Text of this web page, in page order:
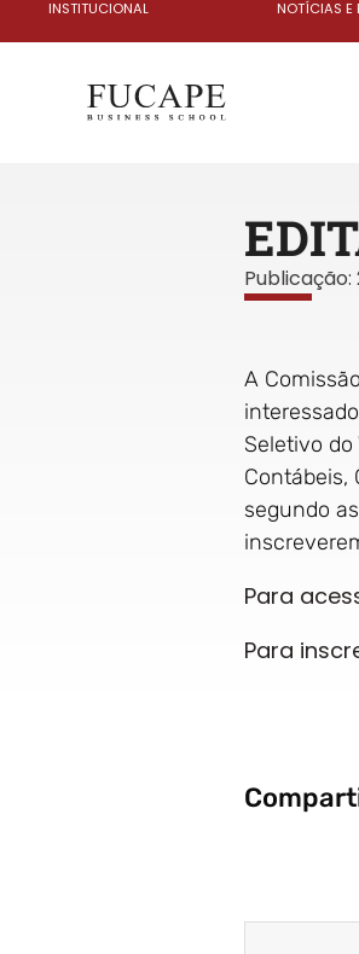
INSTITUCIONAL NOTÍCIAS E
Publicação:
A
Seletivo
Contábeis,
segundo
Para
Para